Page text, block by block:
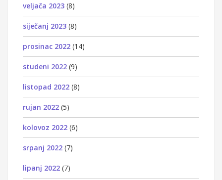
veljača 2023 (8)
siječanj 2023 (8)
prosinac 2022 (14)
studeni 2022 (9)
listopad 2022 (8)
rujan 2022 (5)
kolovoz 2022 (6)
srpanj 2022 (7)
lipanj 2022 (7)